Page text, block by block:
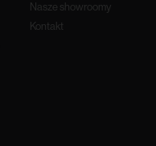
Nasze showroomy
Kontakt